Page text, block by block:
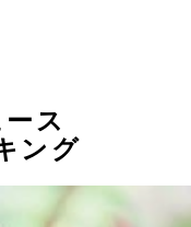
ス
ング